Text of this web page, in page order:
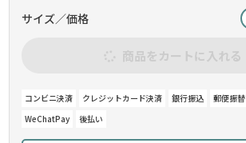
サイズ／価格
商品をカートに入れる
コンビニ決済 クレジットカード決済 銀行振込 郵便振替
WeChatPay
後払い